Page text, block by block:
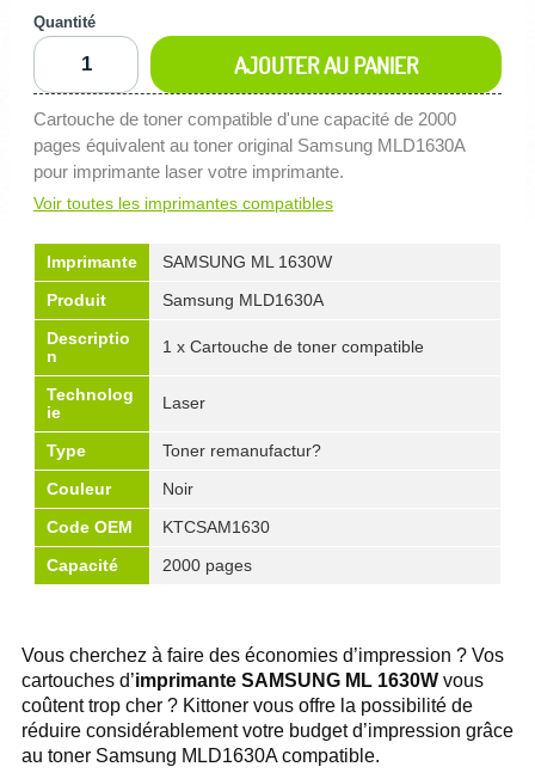
Quantité
AJOUTER AU PANIER
Cartouche de toner compatible d'une capacité de 2000
pages équivalent au toner original Samsung MLD1630A
pour imprimante laser votre imprimante.
Voir toutes les imprimantes compatibles
Imprimante
SAMSUNG ML 1630W
Produit
Samsung MLD1630A
Descriptio
n
1 x Cartouche de toner compatible
Technolog
ie
Laser
Type
Toner remanufactur?
Couleur
Noir
Code OEM
KTCSAM1630
Capacité
2000 pages
Vous cherchez à faire des économies d’impression ? Vos
cartouches d’imprimante SAMSUNG ML 1630W vous
coûtent trop cher ? Kittoner vous offre la possibilité de
réduire considérablement votre budget d’impression grâce
au toner Samsung MLD1630A compatible.